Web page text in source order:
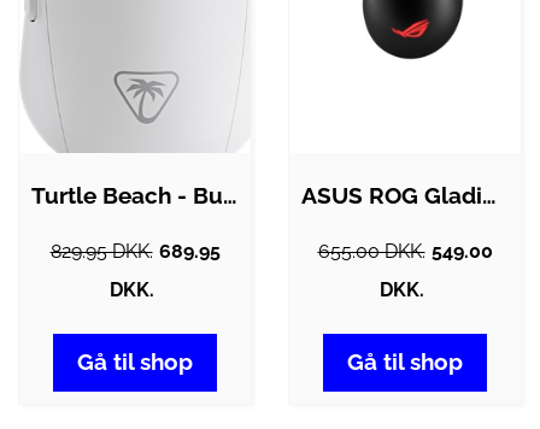
Turtle Beach - Burst Ii Air Trådløs…
829.95 DKK. 689.95
DKK.
Gå til shop
ASUS ROG Gladius III Wireless AimPoint -…
655.00 DKK. 549.00
DKK.
Gå til shop